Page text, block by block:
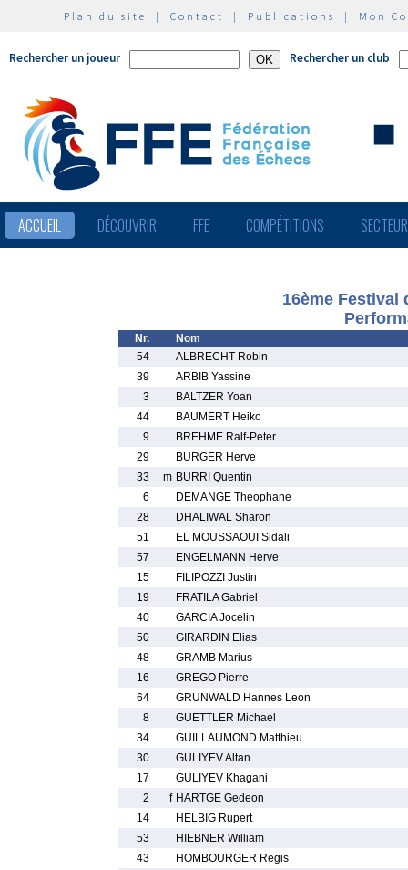
Plan du site | Contact | Publications | Mon
Rechercher un joueur Rechercher un club
ACCUEIL DÉCOUVRIR FFE COMPÉTITIONS
16ème Festival
Nr.
Nom
54
ALBRECHT Robin
39
ARBIB Yassine
3
BALTZER Yoan
44
BAUMERT Heiko
9
BREHME Ralf-Peter
29
BURGER Herve
33
m BURRI Quentin
6
DEMANGE Theophane
28
DHALIWAL Sharon
51
EL MOUSSAOUI Sidali
57
ENGELMANN Herve
15
FILIPOZZI Justin
19
FRATILA Gabriel
40
GARCIA Jocelin
50
GIRARDIN Elias
48
GRAMB Marius
16
GREGO Pierre
64
GRUNWALD Hannes Leon
8
GUETTLER Michael
34
GUILLAUMOND Matthieu
30
GULIYEV Altan
17
GULIYEV Khagani
2
f HARTGE Gedeon
14
HELBIG Rupert
53
HIEBNER William
43
HOMBOURGER Regis